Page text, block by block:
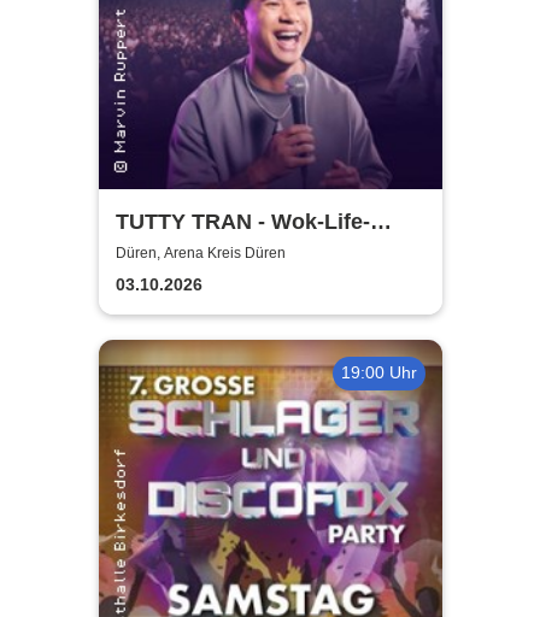
TUTTY TRAN - Wok-Life-
Balance
Düren, Arena Kreis Düren
03.10.2026
19:00 Uhr